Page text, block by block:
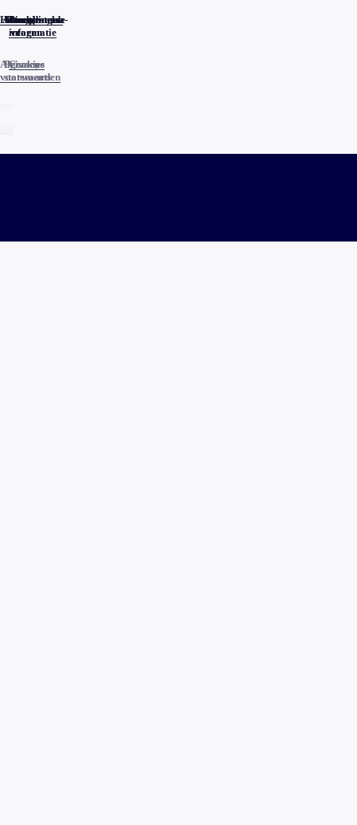
Home
Actueel
Uitzendingen
Reacties
Programma-
informatie
Veelgestelde
vragen
Algemene
voorwaarden
Privacy
statements
Cookies